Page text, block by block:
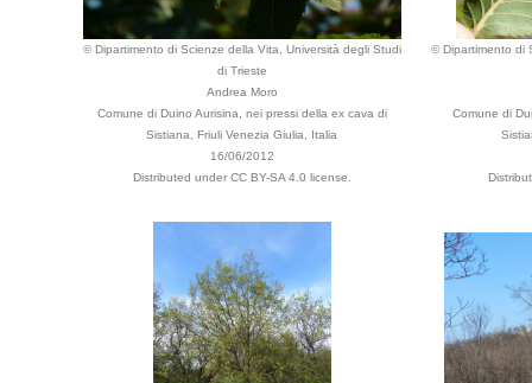
© Dipartimento di Scienze della Vita, Università degli Studi
di Trieste
Andrea Moro
Comune di Duino Aurisina, nei pressi della ex cava di
Sistiana, Friuli Venezia Giulia, Italia
16/06/2012
Distributed under CC BY-SA 4.0 license.
© Dipartimento di
Comune di